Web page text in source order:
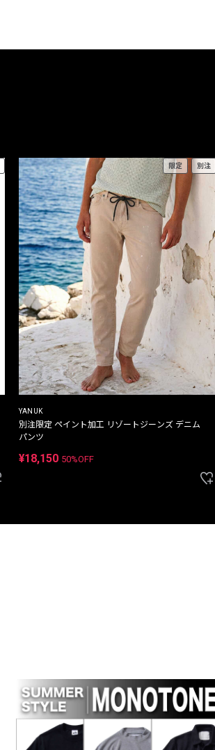
限定 別注
YANUK
別注限定 ペイント加工 リゾートジーンズ デニム
パンツ
¥18,150 50%OFF